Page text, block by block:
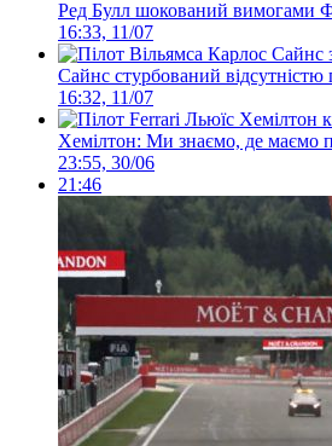
Ред Булл шокований вимогами
16:33, 11/07
Сайнс стурбований відсутністю
16:32, 11/07
Хемілтон: Ми знаємо, де маємо
23:55, 30/06
21:46